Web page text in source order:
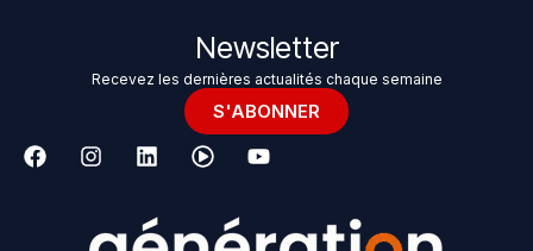
Newsletter
Recevez les dernières actualités chaque semaine
S'ABONNER